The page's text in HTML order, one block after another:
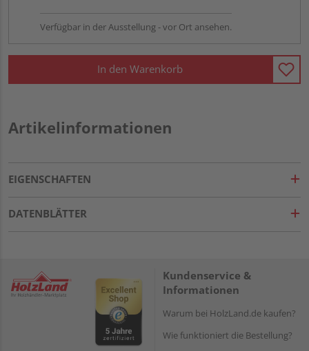
Verfügbar in der Ausstellung - vor Ort ansehen.
In den Warenkorb
Artikelinformationen
EIGENSCHAFTEN
DATENBLÄTTER
Kundenservice &
Informationen
Warum bei HolzLand.de kaufen?
Wie funktioniert die Bestellung?